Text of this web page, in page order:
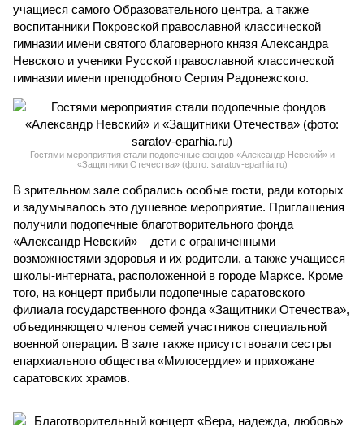
учащиеся самого Образовательного центра, а также
воспитанники Покровской православной классической
гимназии имени святого благоверного князя Александра
Невского и ученики Русской православной классической
гимназии имени преподобного Сергия Радонежского.
Гостями мероприятия стали подопечные фондов «Александр Невский» и
«Защитники Отечества» (фото: saratov-eparhia.ru)
В зрительном зале собрались особые гости, ради которых
и задумывалось это душевное мероприятие. Приглашения
получили подопечные благотворительного фонда
«Александр Невский» – дети с ограниченными
возможностями здоровья и их родители, а также учащиеся
школы-интерната, расположенной в городе Марксе. Кроме
того, на концерт прибыли подопечные саратовского
филиала государственного фонда «Защитники Отечества»,
объединяющего членов семей участников специальной
военной операции. В зале также присутствовали сестры
епархиального общества «Милосердие» и прихожане
саратовских храмов.